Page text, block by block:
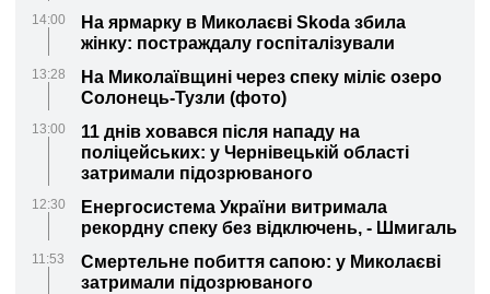
14:00
На ярмарку в Миколаєві Skoda збила
жінку: постраждалу госпіталізували
13:28
На Миколаївщині через спеку міліє озеро
Солонець-Тузли (фото)
13:00
11 днів ховався після нападу на
поліцейських: у Чернівецькій області
затримали підозрюваного
12:30
Енергосистема України витримала
рекордну спеку без відключень, - Шмигаль
11:53
Смертельне побиття сапою: у Миколаєві
затримали підозрюваного